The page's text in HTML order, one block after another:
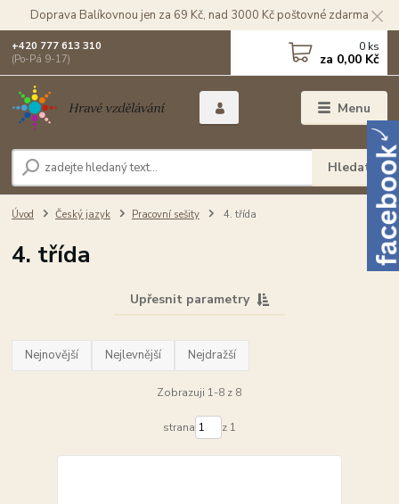
Doprava Balíkovnou jen za 69 Kč, nad 3000 Kč poštovné zdarma
Menu
Hledat
+420 777 613 310
(Po-Pá 9-17)
0 ks
za 0,00 Kč
Úvod Český jazyk Pracovní sešity 4. třída
4. třída
Upřesnit parametry
Nejnovější Nejlevnější Nejdražší
Zobrazuji 1-8 z 8
strana z 1